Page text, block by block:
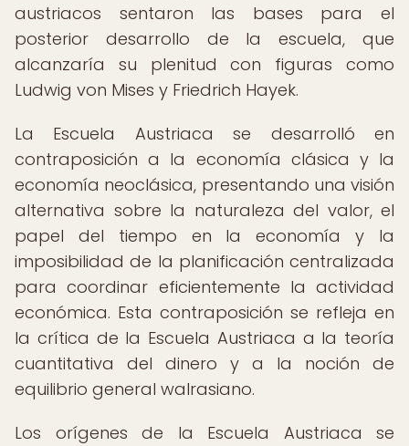
austriacos sentaron las bases para el
posterior desarrollo de la escuela, que
alcanzaría su plenitud con figuras como
Ludwig von Mises y Friedrich Hayek.
La Escuela Austriaca se desarrolló en
contraposición a la economía clásica y la
economía neoclásica, presentando una visión
alternativa sobre la naturaleza del valor, el
papel del tiempo en la economía y la
imposibilidad de la planificación centralizada
para coordinar eficientemente la actividad
económica. Esta contraposición se refleja en
la crítica de la Escuela Austriaca a la teoría
cuantitativa del dinero y a la noción de
equilibrio general walrasiano.
Los orígenes de la Escuela Austriaca se